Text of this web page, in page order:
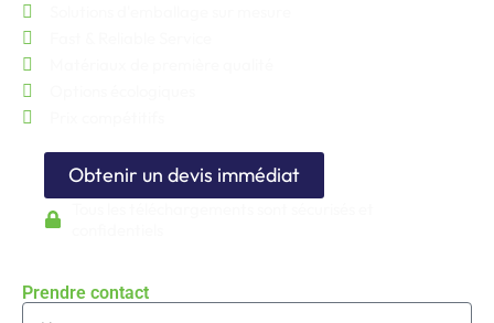
Obtenir un devis immédiat
Prendre contact